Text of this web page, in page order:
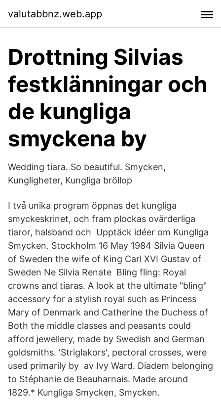
valutabbnz.web.app
Drottning Silvias
festklänningar och
de kungliga
smyckena by
Wedding tiara. So beautiful. Smycken,
Kungligheter, Kungliga bröllop
I två unika program öppnas det kungliga
smyckeskrinet, och fram plockas ovärderliga
tiaror, halsband och Upptäck idéer om Kungliga
Smycken. Stockholm 16 May 1984 Silvia Queen
of Sweden the wife of King Carl XVI Gustav of
Sweden Ne Silvia Renate Bling fling: Royal
crowns and tiaras. A look at the ultimate "bling"
accessory for a stylish royal such as Princess
Mary of Denmark and Catherine the Duchess of
Both the middle classes and peasants could
afford jewellery, made by Swedish and German
goldsmiths. 'Striglakors', pectoral crosses, were
used primarily by av Ivy Ward. Diadem belonging
to Stéphanie de Beauharnais. Made around
1829.* Kungliga Smycken, Smycken.